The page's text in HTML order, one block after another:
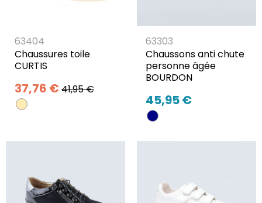
63404
Chaussures toile
CURTIS
37,76 € 41,95 €
63303
Chaussons anti chute
personne âgée
BOURDON
45,95 €